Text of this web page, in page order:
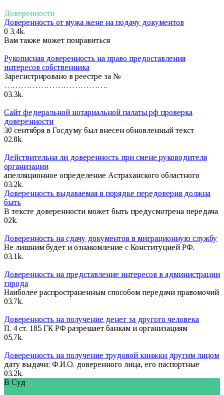
Доверенности
Доверенность от мужа жене на подачу документов
0 3.4k.
Вам также может понравиться
Рукописная доверенность на право предоставления
интересов собственника
Зарегистрировано в реестре за №
……………………………….
03.3k.
Сайт федеральной нотариальной палаты рф проверка
доверенности
30 сентября в Госдуму был внесен обновленный текст
02.8k.
Действительна ли доверенность при смене руководителя
организации
апелляционное определение Астраханского областного
03.2k.
Доверенность выдаваемая в порядке передоверия должна
быть
В тексте доверенности может быть предусмотрена передача
02k.
Доверенность на сдачу документов в миграционную службу
Не лишним будет и ознакомление с Конституцией РФ.
03.1k.
Доверенность на представление интересов в администрации
города
Наиболее распространенным способом передачи правомочий
03.7k.
Доверенность на получение денег за другого человека
П. 4 ст. 185 ГК РФ разрешает банкам и организациям
05.7k.
Доверенность на получение трудовой книжки другим лицом
дату выдачи; Ф.И.О. доверенного лица, его паспортные
03.2k.
В Суд